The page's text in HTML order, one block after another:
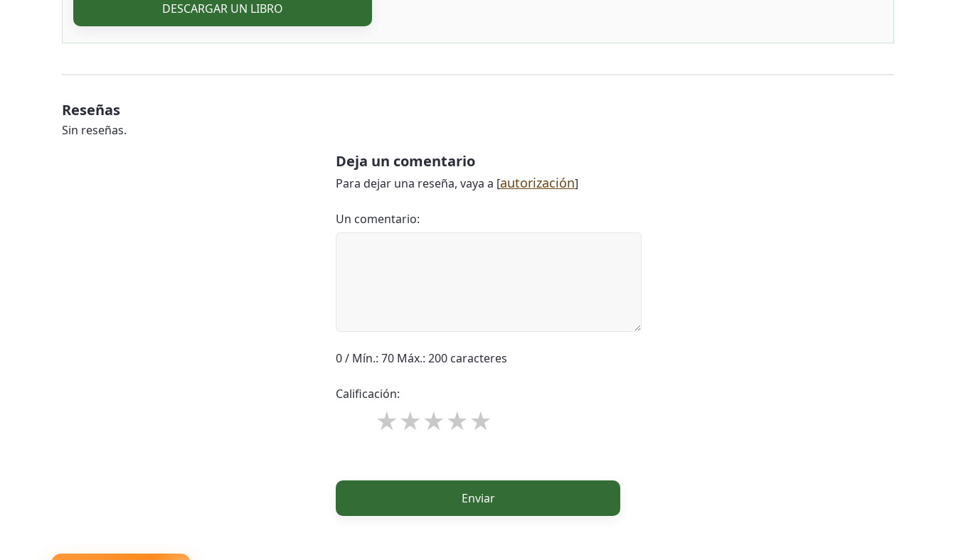
DESCARGAR UN LIBRO
Reseñas
Sin reseñas.
Deja un comentario
Para dejar una reseña, vaya a [autorización]
Un comentario:
0 / Mín.: 70 Máx.: 200 caracteres
Calificación:
Enviar